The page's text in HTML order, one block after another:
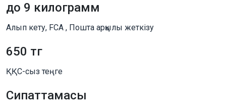
до 9 килограмм
Алып кету, FCA , Пошта арқылы жеткізу
650 тг
ҚҚС-сыз теңге
Сипаттамасы